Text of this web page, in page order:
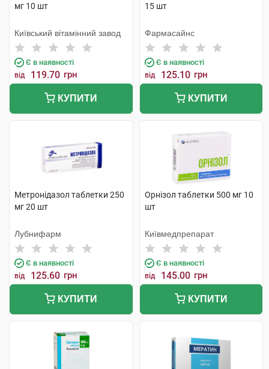
мг 10 шт
Київський вітамінний завод
Є в наявності
від 119.70 грн
КУПИТИ
15 шт
Фармасайнс
Є в наявності
від 125.10 грн
КУПИТИ
Метронідазол таблетки 250
мг 20 шт
Лубнифарм
Є в наявності
від 125.60 грн
КУПИТИ
Орнізол таблетки 500 мг 10
шт
Київмедпрепарат
Є в наявності
від 145.00 грн
КУПИТИ